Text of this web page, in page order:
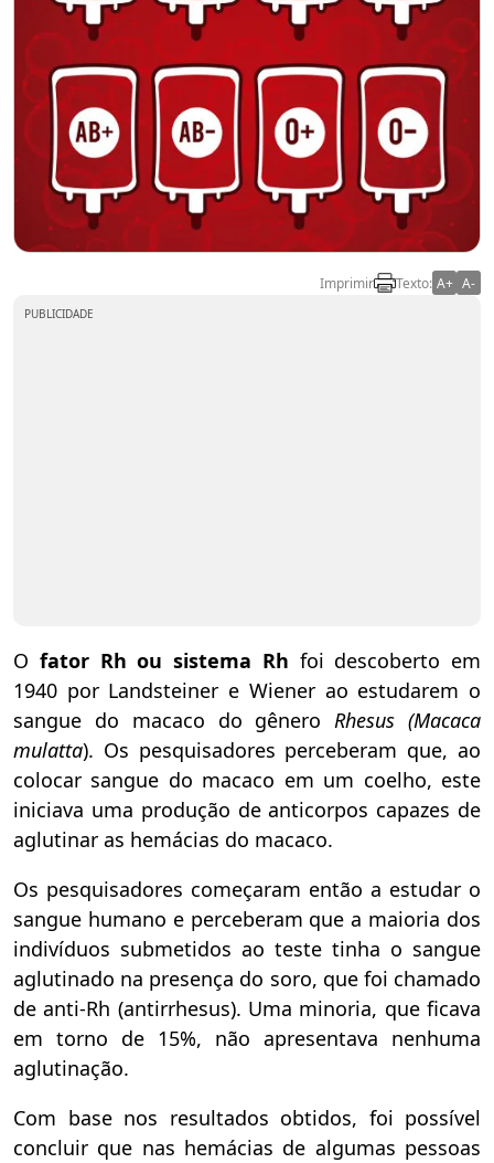
Imprimir Texto: A+ A-
PUBLICIDADE
O fator Rh ou sistema Rh foi descoberto em
1940 por Landsteiner e Wiener ao estudarem o
sangue do macaco do gêneroRhesus (Macaca
mulatta). Os pesquisadores perceberam que, ao
colocar sangue do macaco em um coelho, este
iniciava uma produção de anticorpos capazes de
aglutinar as hemácias do macaco.
Os pesquisadores começaram então a estudar o
sangue humano e perceberam que a maioria dos
indivíduos submetidos ao teste tinha o sangue
aglutinado na presença do soro, que foi chamado
de anti-Rh (antirrhesus). Uma minoria, que ficava
em torno de 15%, não apresentava nenhuma
aglutinação.
Com base nos resultados obtidos, foi possível
concluir que nas hemácias de algumas pessoas